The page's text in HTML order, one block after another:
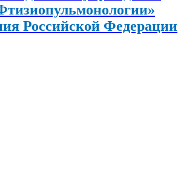
Российской Федерации